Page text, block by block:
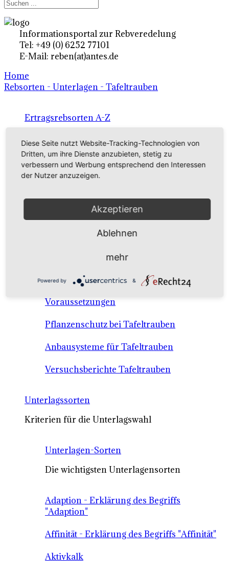
Informationsportal zur Rebveredelung
Tel: +49 (0) 6252 77101
E-Mail: reben(at)antes.de
Home
Rebsorten - Unterlagen - Tafeltrauben
Ertragsrebsorten A-Z
Rebsorten international
Tafeltraubensorten
Anbausysteme & Recht
Voraussetzungen
Pflanzenschutz bei Tafeltrauben
Anbausysteme für Tafeltrauben
Versuchsberichte Tafeltrauben
Unterlagssorten
Kriterien für die Unterlagswahl
Unterlagen-Sorten
Die wichtigsten Unterlagensorten
Adaption - Erklärung des Begriffs
"Adaption"
Affinität - Erklärung des Begriffs "Affinität"
Aktivkalk
Diese Seite nutzt Website-Tracking-Technologien von
Dritten, um ihre Dienste anzubieten, stetig zu
verbessern und Werbung entsprechend den Interessen
der Nutzer anzuzeigen.
Akzeptieren
Ablehnen
mehr
Powered by &